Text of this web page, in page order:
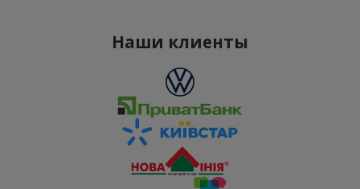
Наши клиенты